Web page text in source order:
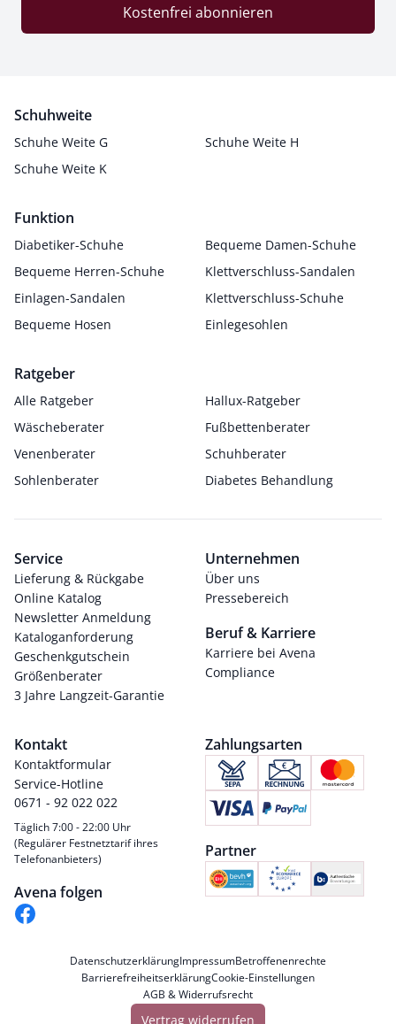
Kostenfrei abonnieren
Schuhweite
Schuhe Weite G
Schuhe Weite H
Schuhe Weite K
Funktion
Diabetiker-Schuhe
Bequeme Damen-Schuhe
Bequeme Herren-Schuhe
Klettverschluss-Sandalen
Einlagen-Sandalen
Klettverschluss-Schuhe
Bequeme Hosen
Einlegesohlen
Ratgeber
Alle Ratgeber
Hallux-Ratgeber
Wäscheberater
Fußbettenberater
Venenberater
Schuhberater
Sohlenberater
Diabetes Behandlung
Service
Lieferung & Rückgabe
Online Katalog
Newsletter Anmeldung
Kataloganforderung
Geschenkgutschein
Größenberater
3 Jahre Langzeit-Garantie
Unternehmen
Über uns
Pressebereich
Beruf & Karriere
Karriere bei Avena
Compliance
Kontakt
Kontaktformular
Service-Hotline
0671 - 92 022 022
Täglich 7:00 - 22:00 Uhr
(Regulärer Festnetztarif ihres
Telefonanbieters)
Avena folgen
Zahlungsarten
Partner
DatenschutzerklärungImpressumBetroffenenrechte
BarrierefreiheitserklärungCookie-Einstellungen
AGB & Widerrufsrecht
Vertrag widerrufen